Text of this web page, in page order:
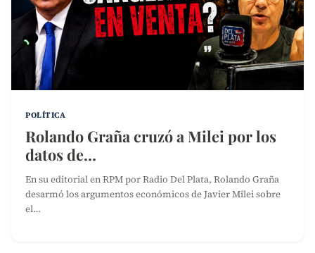
POLÍTICA
Rolando Graña cruzó a Milei por los
datos de…
En su editorial en RPM por Radio Del Plata, Rolando Graña
desarmó los argumentos económicos de Javier Milei sobre
el…